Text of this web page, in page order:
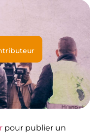
pour publier un